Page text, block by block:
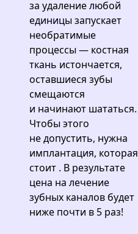
за удаление любой
единицы запускает
необратимые
процессы — костная
ткань истончается,
оставшиеся зубы
смещаются
и начинают шататься.
Чтобы этого
не допустить, нужна
имплантация, которая
стоит . В результате
цена на лечение
зубных каналов будет
ниже почти в 5 раз!